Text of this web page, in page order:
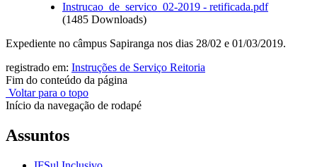
Instrucao_de_servico_02-2019 - retificada.pdf
(1485 Downloads)
Expediente no câmpus Sapiranga nos dias 28/02 e 01/03/2019.
registrado em: Instruções de Serviço Reitoria
Fim do conteúdo da página
Voltar para o topo
Início da navegação de rodapé
Assuntos